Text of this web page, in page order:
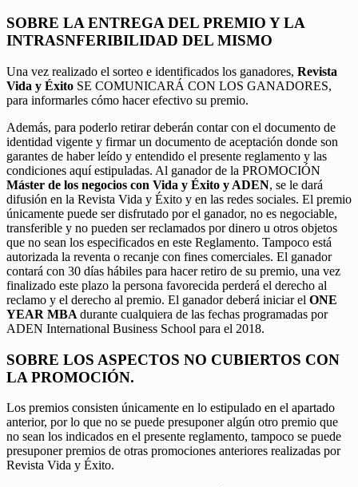
SOBRE LA ENTREGA DEL PREMIO Y LA
INTRASNFERIBILIDAD DEL MISMO
Una vez realizado el sorteo e identificados los ganadores, Revista
Vida y Éxito SE COMUNICARÁ CON LOS GANADORES,
para informarles cómo hacer efectivo su premio.
Además, para poderlo retirar deberán contar con el documento de
identidad vigente y firmar un documento de aceptación donde son
garantes de haber leído y entendido el presente reglamento y las
condiciones aquí estipuladas. Al ganador de la PROMOCIÓN
Máster de los negocios con Vida y Éxito y ADEN, se le dará
difusión en la Revista Vida y Éxito y en las redes sociales. El premio
únicamente puede ser disfrutado por el ganador, no es negociable,
transferible y no pueden ser reclamados por dinero u otros objetos
que no sean los especificados en este Reglamento. Tampoco está
autorizada la reventa o recanje con fines comerciales. El ganador
contará con 30 días hábiles para hacer retiro de su premio, una vez
finalizado este plazo la persona favorecida perderá el derecho al
reclamo y el derecho al premio. El ganador deberá iniciar el ONE
YEAR MBA durante cualquiera de las fechas programadas por
ADEN International Business School para el 2018.
SOBRE LOS ASPECTOS NO CUBIERTOS CON
LA PROMOCIÓN.
Los premios consisten únicamente en lo estipulado en el apartado
anterior, por lo que no se puede presuponer algún otro premio que
no sean los indicados en el presente reglamento, tampoco se puede
presuponer premios de otras promociones anteriores realizadas por
Revista Vida y Éxito.